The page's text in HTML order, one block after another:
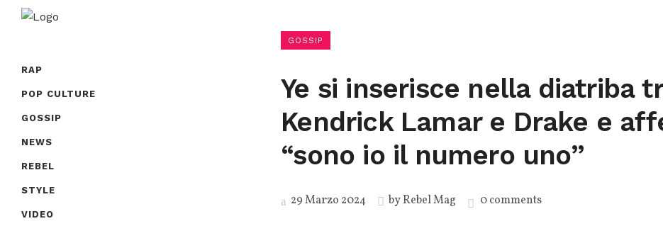
RAP
POP CULTURE
GOSSIP
NEWS
REBEL
STYLE
VIDEO
GOSSIP
Ye si inserisce nella diatriba
Kendrick Lamar e Drake e
“sono io il numero uno”
29 Marzo 2024 byRebel Mag 0 comments